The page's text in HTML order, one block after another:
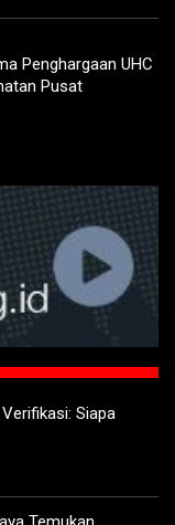
Penghargaan UHC
Pusat
Siapa